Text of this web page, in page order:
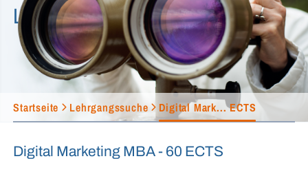
Lehrgangssuche
Startseite Lehrgangssuche Digital Mark... ECTS
Digital Marketing MBA - 60 ECTS